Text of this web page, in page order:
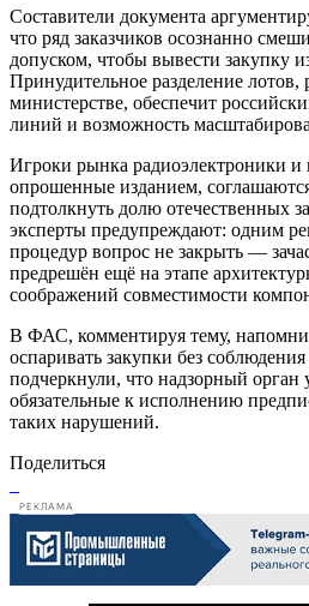
Составители документа
что ряд заказчиков осознанно
допуском, чтобы вывести закупку
Принудительное разделение лотов,
министерстве, обеспечит
линий и возможность
Игроки рынка радиоэлектроники и
опрошенные изданием,
подтолкнуть долю отечественных
эксперты предупреждают: одним
процедур вопрос не закрыть —
предрешён ещё на этапе
соображений совместимости
В ФАС, комментируя тему,
оспаривать закупки без
подчеркнули, что надзорный орган
обязательные к исполнению
таких нарушений.
Поделиться
РЕКЛАМА